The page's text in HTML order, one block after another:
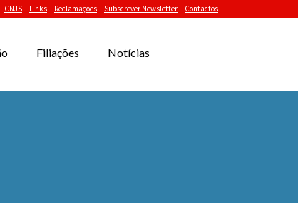
CNJS Links Reclamações Subscrever Newsletter Contactos
Filiações Notícias